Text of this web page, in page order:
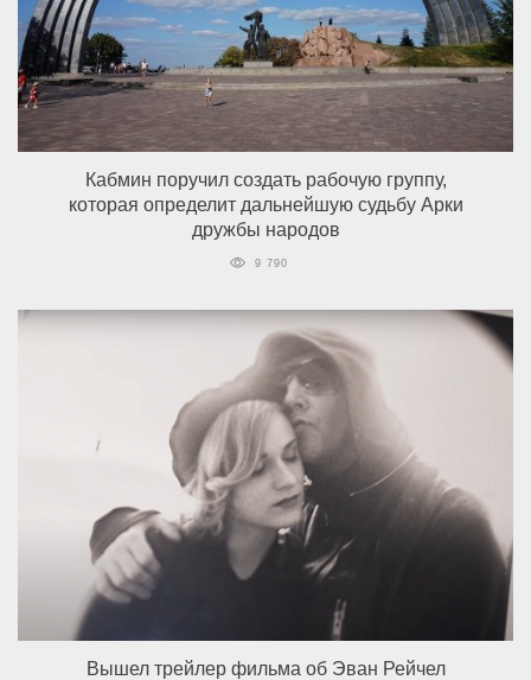
Кабмин поручил создать рабочую группу,
которая определит дальнейшую судьбу Арки
дружбы народов
9 790
Вышел трейлер фильма об Эван Рейчел